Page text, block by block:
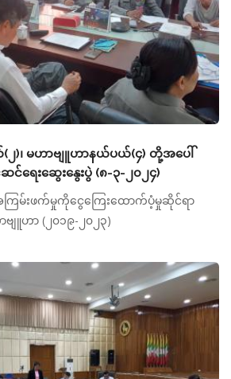
)၊ မဟာဗျူဟာနယ်ပယ်(၄) တို့အပေါ်
ရေးဆွေးနွေးပွဲ (၈-၃-၂၀၂၄)
အကြမ်းဖက်မှုကိုငွေကြေးထောက်ပံ့မှုဆိုင်ရာ
ျူဟာ (၂၀၁၉-၂၀၂၃)